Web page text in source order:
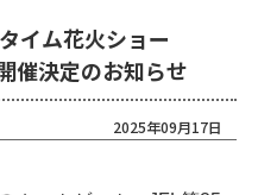
イム花火ショー
催決定のお知らせ
2025年09月17日